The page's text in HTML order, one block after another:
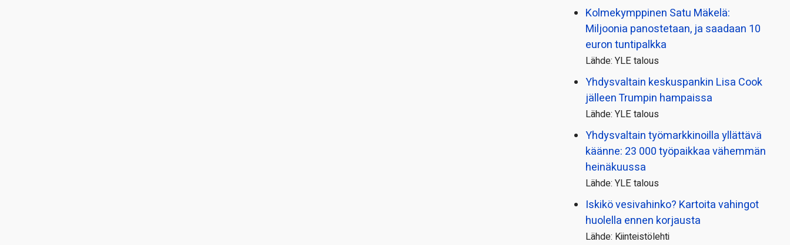
Kolmekymppinen Satu Mäkelä:
Miljoonia panostetaan, ja saadaan 10
euron tuntipalkka
Lähde: YLE talous
Yhdysvaltain keskuspankin Lisa Cook
jälleen Trumpin hampaissa
Lähde: YLE talous
Yhdysvaltain työmarkkinoilla yllättävä
käänne: 23 000 työpaikkaa vähemmän
heinäkuussa
Lähde: YLE talous
Iskikö vesivahinko? Kartoita vahingot
huolella ennen korjausta
Lähde: Kiinteistölehti